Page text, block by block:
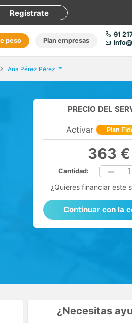
Regístrate
peso Plan empresas
91
Ana Pérez Pérez
PRECIO DEL
Activar Plan
363 €
Cantidad: 1
¿Quieres financiar este
Continuar con la
¿Necesitas